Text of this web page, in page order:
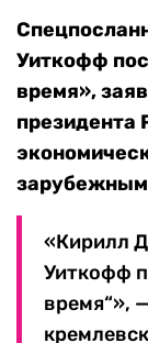
Уиткофф
время»,
президента
«Кирилл
Уиткофф
время“», —